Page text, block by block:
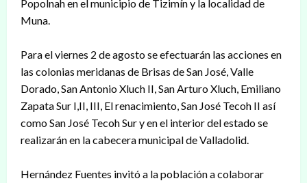
Popolnah en el municipio de Tizimín y la localidad de
Muna.
Para el viernes 2 de agosto se efectuarán las acciones en
las colonias meridanas de Brisas de San José, Valle
Dorado, San Antonio Xluch II, San Arturo Xluch, Emiliano
Zapata Sur I,II, III, El renacimiento, San José Tecoh II así
como San José Tecoh Sur y en el interior del estado se
realizarán en la cabecera municipal de Valladolid.
Hernández Fuentes invitó a la población a colaborar